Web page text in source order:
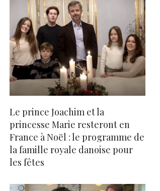
Le prince Joachim et la
princesse Marie resteront en
France à Noël : le programme de
la famille royale danoise pour
les fêtes